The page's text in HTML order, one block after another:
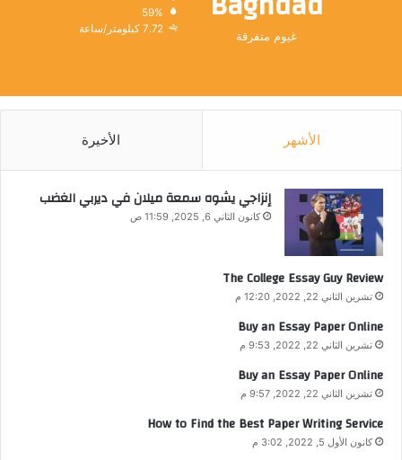
غيوم متفرقة
59%
7.72 كيلومتر/ساعة
الأشهر الأخيرة
إنزاجي يشوه سمعة ميلان في ديربي الغضب
كانون الثاني 6, 2025, 11:59 ص
The College Essay Guy Review
تشرين الثاني 22, 2022, 12:20 م
Buy an Essay Paper Online
تشرين الثاني 22, 2022, 9:53 م
Buy an Essay Paper Online
تشرين الثاني 22, 2022, 9:57 م
How to Find the Best Paper Writing Service
كانون الأول 5, 2022, 3:02 م